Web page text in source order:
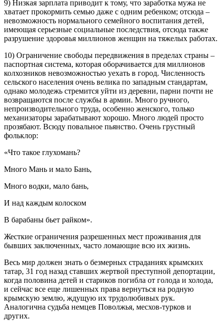
9) Низкая зарплата приводит к тому, что заработка мужа не
хватает прокормить семью даже с одним ребенком; отсюда –
невозможность нормального семейного воспитания детей,
имеющая серьезные социальные последствия, отсюда также
разрушение здоровья миллионов женщин на тяжелых работах.
10) Ограничение свободы передвижения в пределах страны –
паспортная система, которая оборачивается для миллионов
колхозников невозможностью уехать в город. Численность
сельского населения очень велика по западным стандартам,
однако молодежь стремится уйти из деревни, парни почти не
возвращаются после службы в армии. Много ручного,
непроизводительного труда, особенно женского, только
механизаторы зарабатывают хорошо. Много людей просто
прозябают. Всюду повальное пьянство. Очень грустный
фольклор:
«Что такое глухомань?
Много Мань и мало Бань,
Много водки, мало бань,
И над каждым колоском
В барабаны бьет райком».
Жесткие ограничения разрешенных мест проживания для
бывших заключенных, часто ломающие всю их жизнь.
Весь мир должен знать о безмерных страданиях крымских
татар, 31 год назад ставших жертвой преступной депортации,
когда половина детей и стариков погибла от голода и холода,
и сейчас все еще лишенных права вернуться на родную
крымскую землю, ждущую их трудолюбивых рук.
Аналогична судьба немцев Поволжья, месхов-турков и
других.